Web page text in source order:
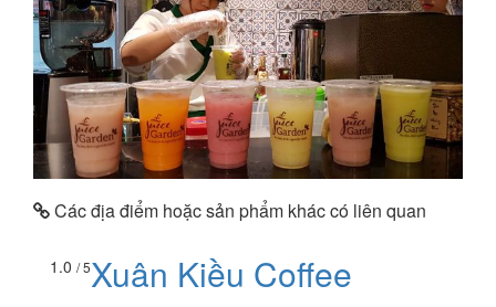
Các địa điểm hoặc sản phẩm khác có liên quan
1.0 / 5Xuân Kiều Coffee